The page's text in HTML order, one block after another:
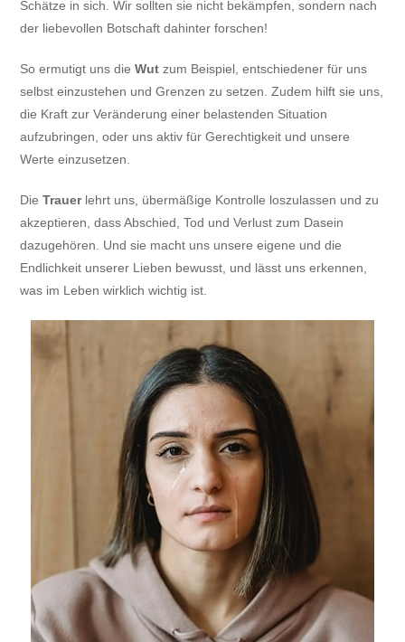
Schätze in sich. Wir sollten sie nicht bekämpfen, sondern nach
der liebevollen Botschaft dahinter forschen!
So ermutigt uns dieWut zum Beispiel, entschiedener für uns
selbst einzustehen und Grenzen zu setzen. Zudem hilft sie uns,
die Kraft zur Veränderung einer belastenden Situation
aufzubringen, oder uns aktiv für Gerechtigkeit und unsere
Werte einzusetzen.
DieTrauerlehrt uns, übermäßige Kontrolle loszulassen und zu
akzeptieren, dass Abschied, Tod und Verlust zum Dasein
dazugehören. Und sie macht uns unsere eigene und die
Endlichkeit unserer Lieben bewusst, und lässt uns erkennen,
was im Leben wirklich wichtig ist.